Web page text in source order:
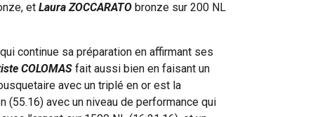
etLaura ZOCCARATO bronze sur 200 NL
continue sa préparation en affirmant ses
COLOMAS fait aussi bien en faisant un
avec un triplé en or est la
(55.16) avec un niveau de performance qui